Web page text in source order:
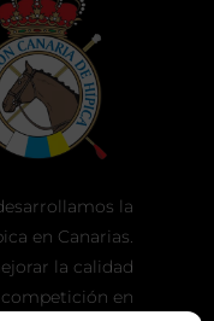
la
en Canarias.
la calidad
en